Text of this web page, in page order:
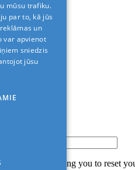
Google
a link allowing you to reset
mūsu trafiku.
par to, kā jūs
un
var apvienot
sniedzis
jūsu